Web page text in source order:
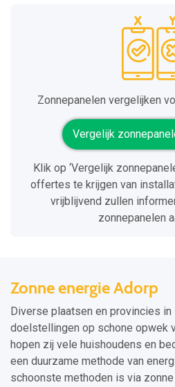
Zonnepanelen vergelijken
Vergelijk
Klik op ‘Vergelijk
offertes te krijgen van
vrijblijvend zullen
zonnepanelen
Zonne energie Adorp
Diverse plaatsen en provincies in
doelstellingen op schone opwek
hopen zij vele huishoudens en
een duurzame methode van
schoonste methoden is via